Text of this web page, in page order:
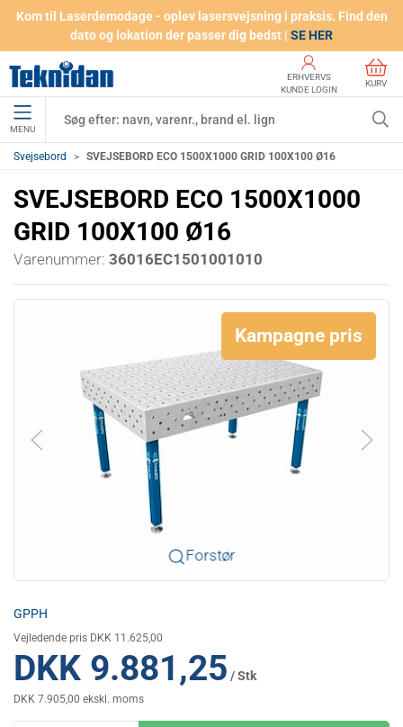
Kom til Laserdemodage - oplev lasersvejsning i praksis. Find den
dato og lokation der passer dig bedst | SE HER
ERHVERVS
KUNDE LOGIN
KURV
MENU
Svejsebord SVEJSEBORD ECO 1500X1000 GRID 100X100 Ø16
SVEJSEBORD ECO 1500X1000
GRID 100X100 Ø16
Varenummer: 36016EC1501001010
Forstør
Kampagne pris
GPPH
Vejledende pris DKK 11.625,00
DKK 9.881,25 / Stk
DKK 7.905,00 ekskl. moms